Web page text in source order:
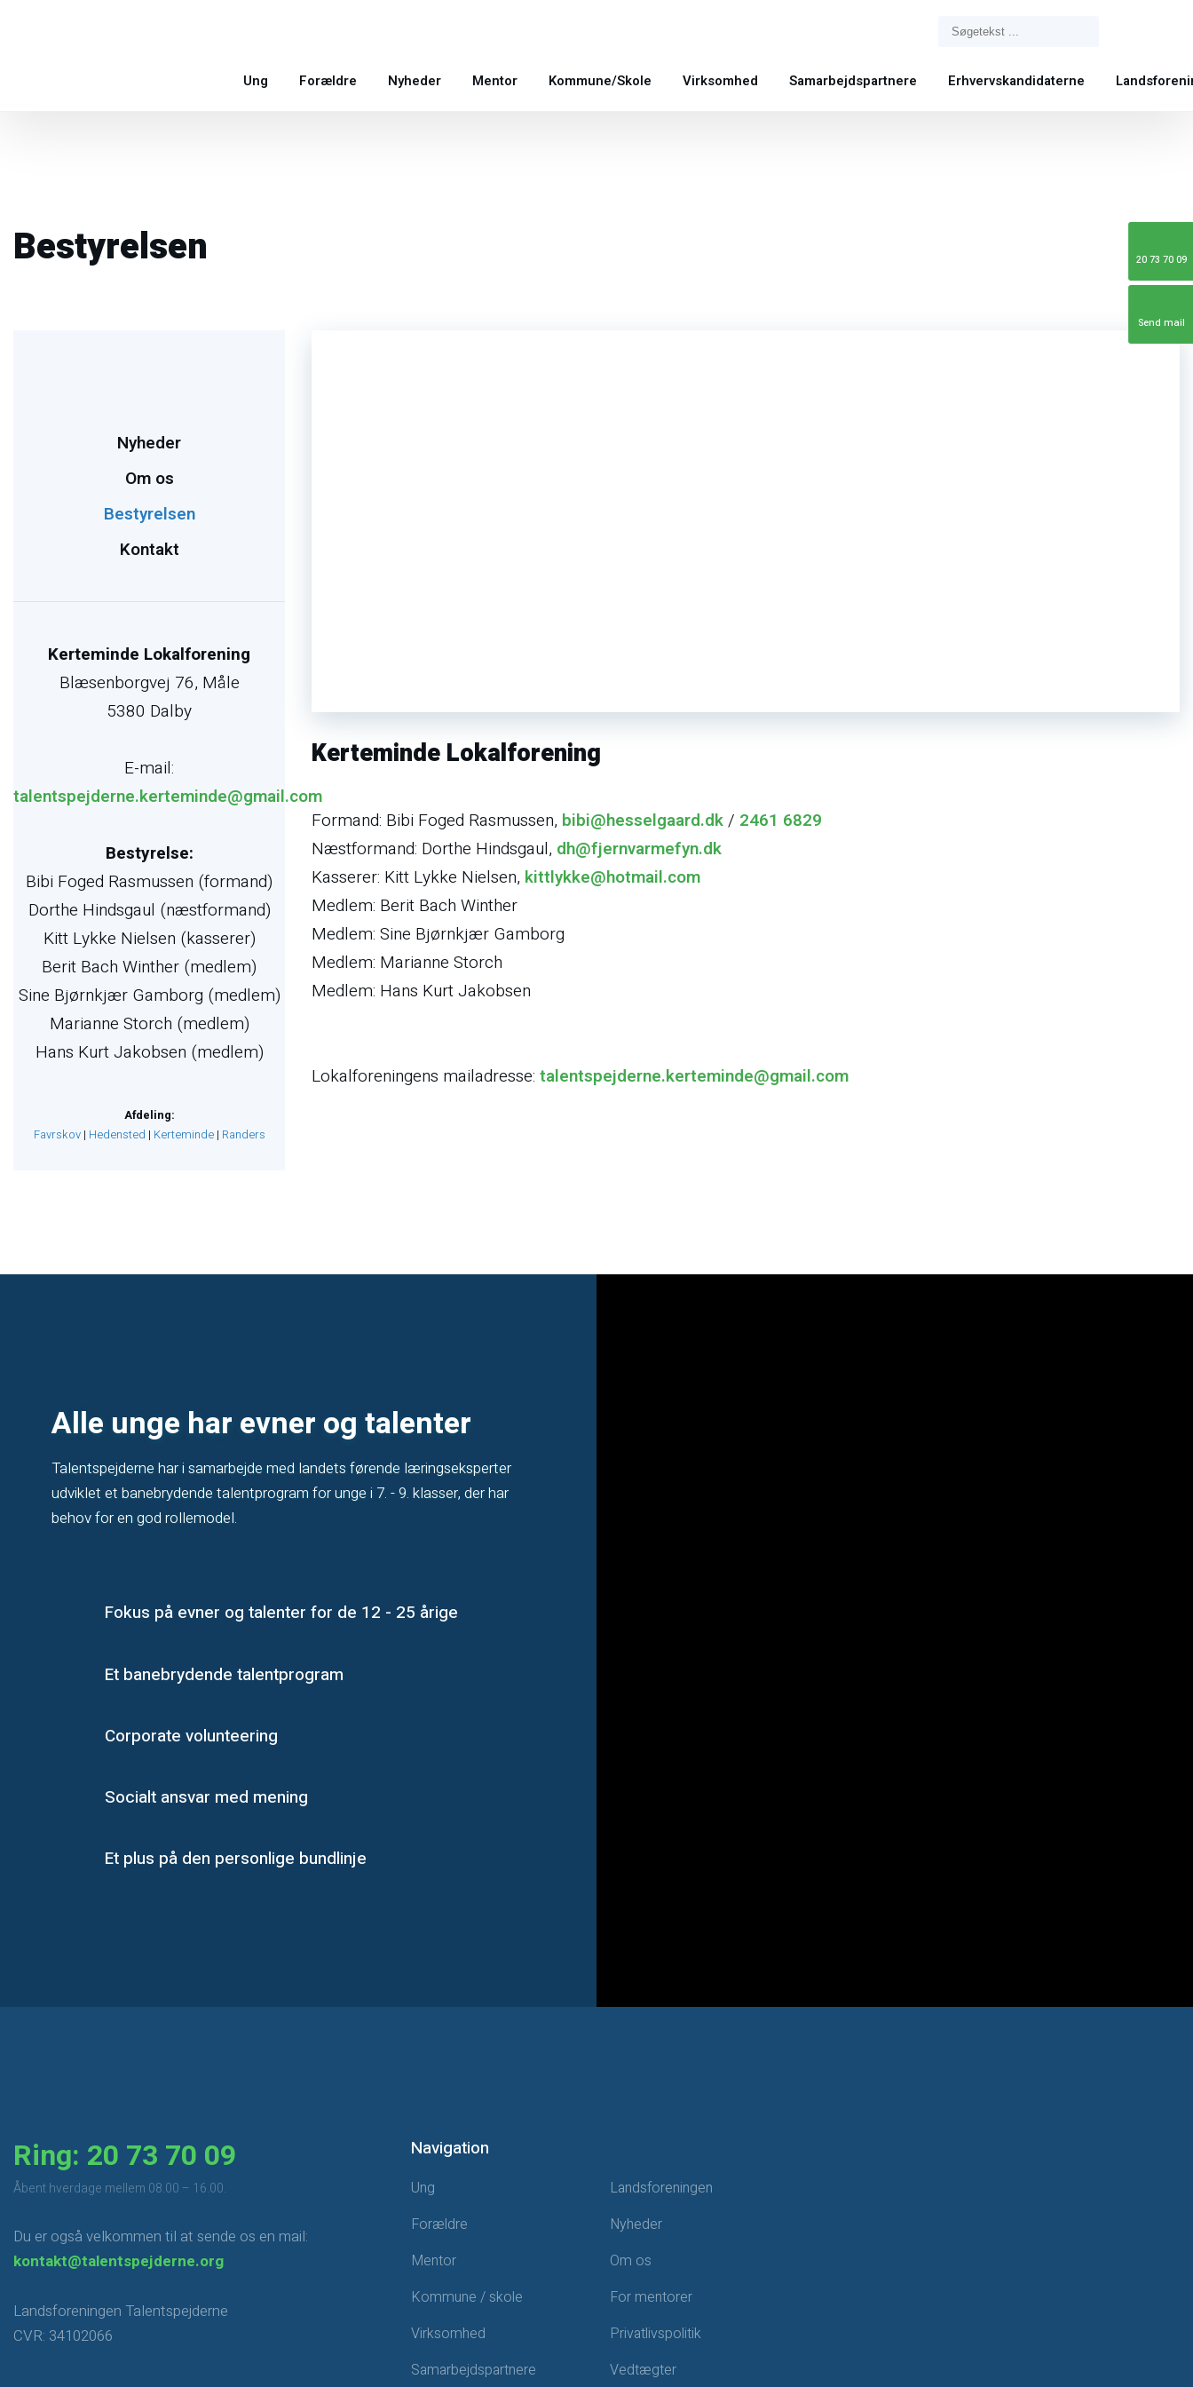
Ung Forældre Nyheder Mentor Kommune/Skole Virksomhed Samarbejdspartnere Erhvervskandidaterne
20 73 70 09
Send mail
Bestyrelsen​
Nyheder
Om os
Bestyrelsen
Kontakt
Kerteminde Lokalforening
Blæsenborgvej 76, Måle
5380 Dalby
E-mail:
talentspejderne.kerteminde@gmail.com
Bestyrelse:
Bibi Foged Rasmussen (formand)
Dorthe Hindsgaul (næstformand)
Kitt Lykke Nielsen (kasserer)
Berit Bach Winther (medlem)
Sine Bjørnkjær Gamborg (medlem)
Marianne Storch (medlem)
​Hans Kurt Jakobsen (medlem)
Afdeling:
Favrskov​| Hedensted | Kerteminde| Randers
Kerteminde Lokalforening
Formand: Bibi Foged Rasmussen, bibi@hesselgaard.dk/ 2461 6829
Næstformand: Dorthe Hindsgaul, dh@fjernvarmefyn.dk
Kasserer: Kitt Lykke Nielsen, kittlykke@hotmail.com
Medlem: Berit Bach Winther
Medlem: Sine Bjørnkjær Gamborg
Medlem: Marianne Storch
Medlem: Hans Kurt Jakobsen
Lokalforeningens mailadresse: talentspejderne.kerteminde@gmail.com
Alle unge har evner og talenter
Talentspejderne har i samarbejde med landets førende læringseksperter
udviklet et banebrydende talentprogram for unge i 7. - 9. klasser, der har
behov for en god rollemodel.
Fokus på evner og talenter for de 12 - 25 årige
Et banebrydende talentprogram
Corporate volunteering
Socialt ansvar med mening​
Et plus på den personlige bundlinje​
Ring: 20 73 70 09
​Åbent hverdage mellem 08.00 – 16.00.
Du er også velkommen til at sende os en mail:
kontakt@talentspejderne.org
Landsforeningen Talentspejderne
CVR: 34102066
Navigation
Ung
Forældre
Mentor
Kommune / skole
Virksomhed
Samarbejdspartnere
Landsforeningen
Nyheder
Om os
For mentorer
Privatlivspolitik
Vedtægter